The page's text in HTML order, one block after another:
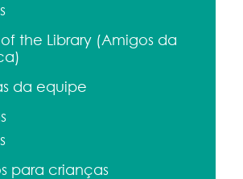
of the Library (Amigos da
da equipe
para crianças